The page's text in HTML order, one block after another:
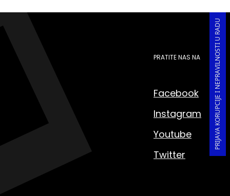
PRIJAVA KORUPCIJE I NEPRAVILNOSTI U RADU
PRATITE NAS NA
Facebook
Instagram
Youtube
Twitter